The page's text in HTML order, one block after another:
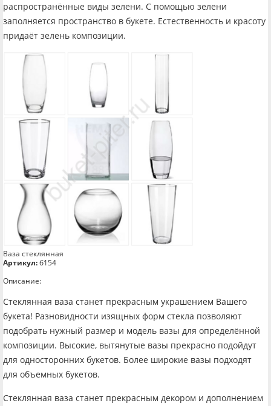
распространённые виды зелени. С помощью зелени
заполняется пространство в букете. Естественность и красоту
придаёт зелень композиции.
Ваза стеклянная
Артикул:б154
Описание:
Стеклянная ваза станет прекрасным украшением Вашего
букета! Разновидности изящных форм стекла позволяют
подобрать нужный размер и модель вазы для определённой
композиции. Высокие, вытянутые вазы прекрасно подойдут
для односторонних букетов. Более широкие вазы подходят
для объемных букетов.
Стеклянная ваза станет прекрасным декором и дополнением